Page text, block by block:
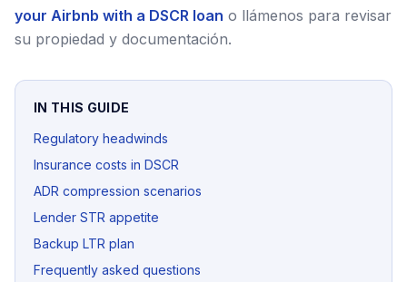
your Airbnb with a DSCR loan o llámenos para revisar
su propiedad y documentación.
IN THIS GUIDE
Regulatory headwinds
Insurance costs in DSCR
ADR compression scenarios
Lender STR appetite
Backup LTR plan
Frequently asked questions